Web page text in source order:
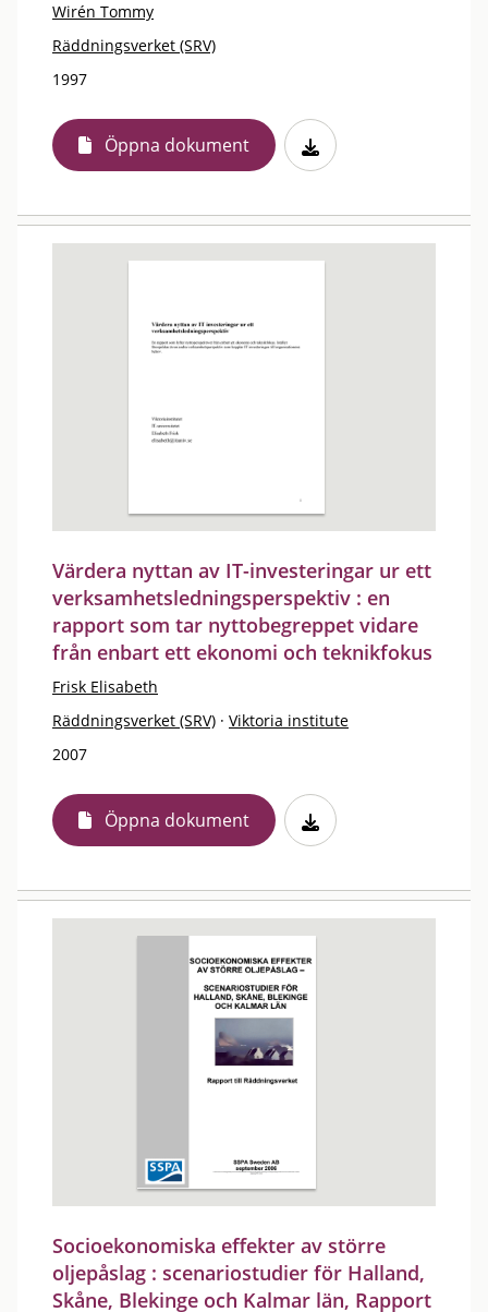
Wirén Tommy
Räddningsverket (SRV)
1997
Öppna dokument
Värdera nyttan av IT-investeringar ur ett
verksamhetsledningsperspektiv : en
rapport som tar nyttobegreppet vidare
från enbart ett ekonomi och teknikfokus
Frisk Elisabeth
Räddningsverket (SRV) · Viktoria institute
2007
Öppna dokument
Socioekonomiska effekter av större
oljepåslag : scenariostudier för Halland,
Skåne, Blekinge och Kalmar län, Rapport